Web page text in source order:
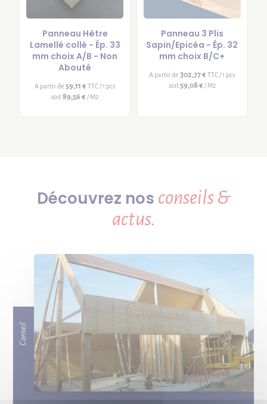
Panneau Hêtre
Lamellé collé - Ép. 33
mm choix A/B - Non
Abouté
A partir de 59,11 € TTC / 1 pcs
soit89,56 € / M2
Panneau 3 Plis
Sapin/Epicéa - Ép. 32
mm choix B/C+
A partir de302,77 € TTC / 1 pcs
soit 59,08 € / M2
Découvrez nos conseils &
actus.
Conseil